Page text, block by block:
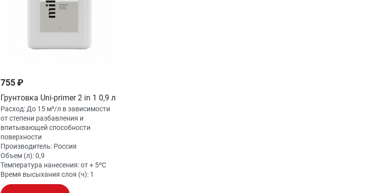
755 ₽
Грунтовка Uni-primer 2 in 1 0,9 л
Расход: До 15 м²/л в зависимости
от степени разбавления и
впитывающей способности
поверхности
Производитель: Россия
Объем (л):0,9
Температура нанесения:от + 5ºС
Время высыхания слоя (ч): 1